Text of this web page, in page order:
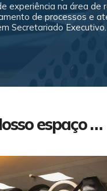
experiência na área de
de processos e
Secretariado Executivo.
espaço …